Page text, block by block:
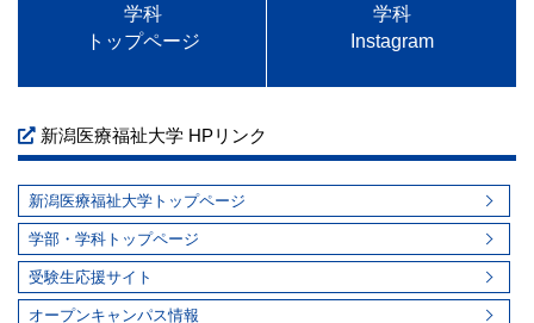
学科
トップページ
学科
Instagram
新潟医療福祉大学 HPリンク
新潟医療福祉大学トップページ
学部・学科トップページ
受験生応援サイト
オープンキャンパス情報